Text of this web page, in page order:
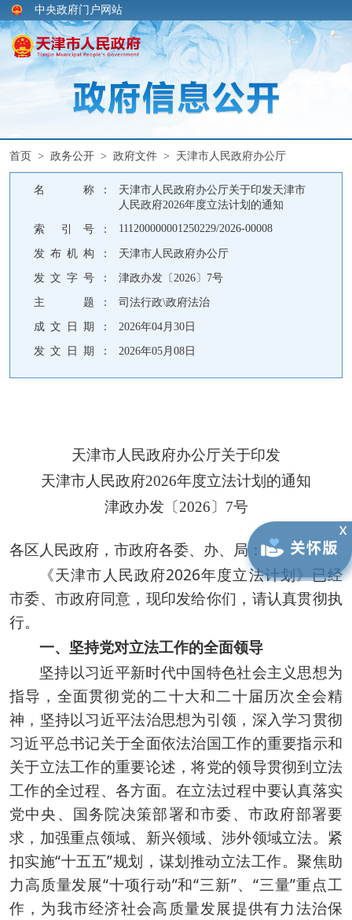
中央政府门户网站
首页> 政务公开> 政府文件> 天津市人民政府办公厅
名 称 ：
天津市人民政府办公厅关于印发天津市
人民政府2026年度立法计划的通知
索 引 号 ：
111200000001250229/2026-00008
发 布 机 构 ：
天津市人民政府办公厅
发 文 字 号 ：
津政办发〔2026〕7号
主 题 ：
司法行政\政府法治
成 文 日 期 ：
2026年04月30日
发 文 日 期 ：
2026年05月08日
天津市人民政府办公厅关于印发
天津市人民政府2026年度立法计划的通知
津政办发〔2026〕7号
各区人民政府，市政府各委、办、局：
《天津市人民政府2026年度立法计划》已经
市委、市政府同意，现印发给你们，请认真贯彻执
行。
一、坚持党对立法工作的全面领导
坚持以习近平新时代中国特色社会主义思想为
指导，全面贯彻党的二十大和二十届历次全会精
神，坚持以习近平法治思想为引领，深入学习贯彻
习近平总书记关于全面依法治国工作的重要指示和
关于立法工作的重要论述，将党的领导贯彻到立法
工作的全过程、各方面。在立法过程中要认真落实
党中央、国务院决策部署和市委、市政府部署要
求，加强重点领域、新兴领域、涉外领域立法。紧
扣实施“十五五”规划，谋划推动立法工作。聚焦助
力高质量发展“十项行动”和“三新”、“三量”重点工
作，为我市经济社会高质量发展提供有力法治保